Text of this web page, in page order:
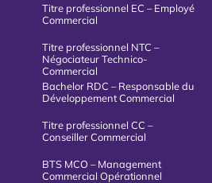
Titre professionnel EC – Employé
Commercial
Titre professionnel NTC –
Négociateur Technico-
Commercial
Bachelor RDC – Responsable du
Développement Commercial
Titre professionnel CC –
Conseiller Commercial
BTS MCO – Management
Commercial Opérationnel